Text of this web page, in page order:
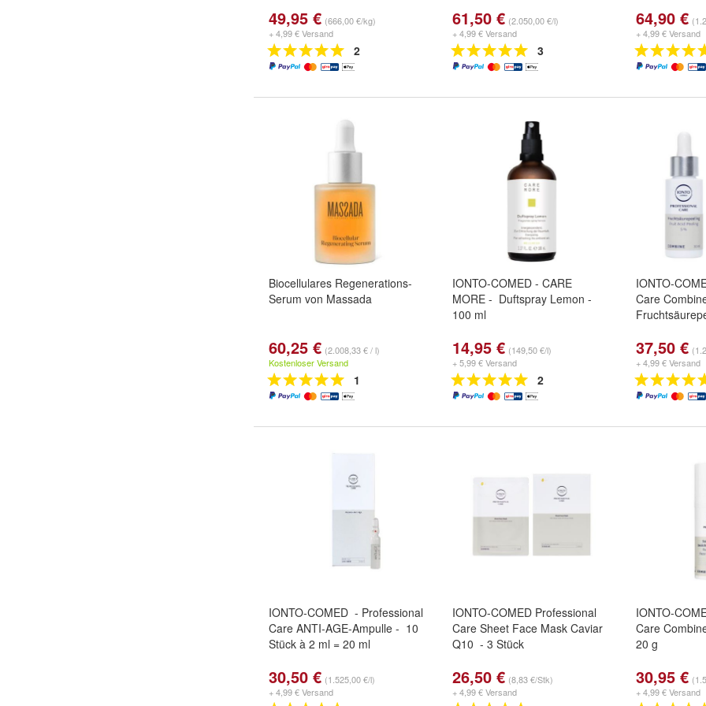
49,95 € (666,00 €/kg)
+ 4,99 € Versand
2
61,50 € (2.050,00 €/l)
+ 4,99 € Versand
3
64,90 €
+ 4,99 € Versand
Biocellulares Regenerations-
Serum von Massada
60,25 € (2.008,33 € / l)
Kostenloser Versand
1
IONTO-COMED - CARE
MORE - Duftspray Lemon -
100 ml
14,95 € (149,50 €/l)
+ 5,99 € Versand
2
IONTO-
Care
37,50 €
+ 4,99 € Versand
IONTO-COMED - Professional
Care ANTI-AGE-Ampulle - 10
Stück à 2 ml = 20 ml
30,50 € (1.525,00 €/l)
+ 4,99 € Versand
IONTO-COMED Professional
Care Sheet Face Mask Caviar
Q10 - 3 Stück
26,50 € (8,83 €/Stk)
+ 4,99 € Versand
IONTO-
Care
20 g
30,95 €
+ 4,99 € Versand